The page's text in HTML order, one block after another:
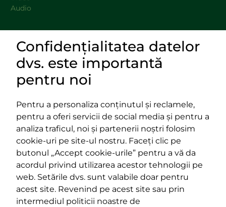
Audio
DOCUMENTE
LINKURI UTILE
Impressum
Termeni și condiții
Platforma PPE
400029 Cluj-Napoca,
strada Cardinal Iuliu Hossu, nr.
41
tel/fax:0723 250 321
email:office@rmdsz.ro
400489 Cluj-Napoca,
strada Republicii, nr.
60
tel/fax:0264 590 758
email:
Confidențialitatea datelor
dvs. este importantă
pentru noi
Pentru a personaliza conținutul și reclamele,
pentru a oferi servicii de social media și pentru a
analiza traficul, noi și partenerii noștri folosim
cookie-uri pe site-ul nostru. Faceți clic pe
butonul „Accept cookie-urile” pentru a vă da
acordul privind utilizarea acestor tehnologii pe
web. Setările dvs. sunt valabile doar pentru
acest site. Revenind pe acest site sau prin
intermediul politicii noastre de